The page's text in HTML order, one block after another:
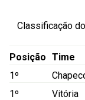
Classificação
Posição Time
1º
1º
Vitória